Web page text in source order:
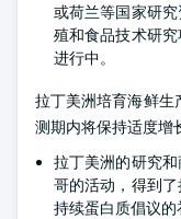
或荷兰等国家研
殖和食品技术研
进行中。
拉丁美洲培育海鲜生
测期内将保持适度增
拉丁美洲的研究
哥的活动，得到
持续蛋白质倡议的